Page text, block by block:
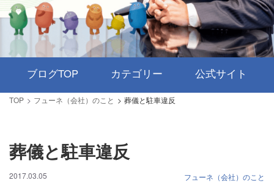
ブログTOP カテゴリー 公式サイト
TOP フューネ（会社）のこと 葬儀と駐車違反
葬儀と駐車違反
2017.03.05 フューネ（会社）のこと